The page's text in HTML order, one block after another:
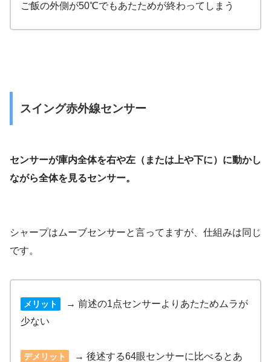
ご飯の外側が50℃でもあたためが終わってしまう
スイング赤外線センサー
センサーが庫内全体を右や左（または上や下に）に動かし
ながら全体を見るセンサー。
シャープはムーブセンサーと言ってますが、仕組みは同じ
です。
メリット
→ 前述の1点センサーよりあたためムラが
少ない
デメリット
→ 後述する64眼センサーに比べるとあ